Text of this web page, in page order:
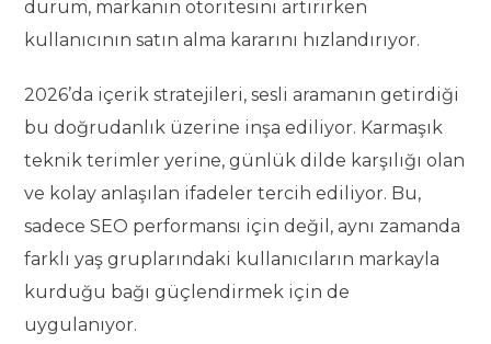
durum, markanın otoritesini artırırken
kullanıcının satın alma kararını hızlandırıyor.
2026’da içerik stratejileri, sesli aramanın getirdiği
bu doğrudanlık üzerine inşa ediliyor. Karmaşık
teknik terimler yerine, günlük dilde karşılığı olan
ve kolay anlaşılan ifadeler tercih ediliyor. Bu,
sadece SEO performansı için değil, aynı zamanda
farklı yaş gruplarındaki kullanıcıların markayla
kurduğu bağı güçlendirmek için de
uygulanıyor.